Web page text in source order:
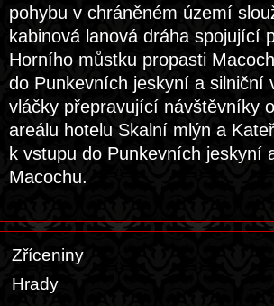
pohybu v chráněném území
kabinová lanová dráha spojující
Horního můstku propasti
do Punkevních jeskyní a silniční
vláčky přepravující návštěvníky
areálu hotelu Skalní mlýn a
k vstupu do Punkevních jeskyní
Macochu.
Zříceniny
Hrady